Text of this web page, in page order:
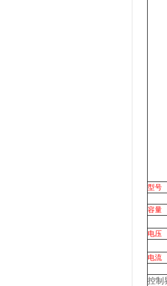
型号
容量
电压
电流
控制